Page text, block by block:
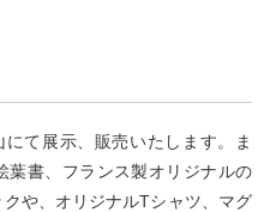
て展示、販売いたします。ま
葉書、フランス製オリジナルの
や、オリジナルTシャツ、マグ